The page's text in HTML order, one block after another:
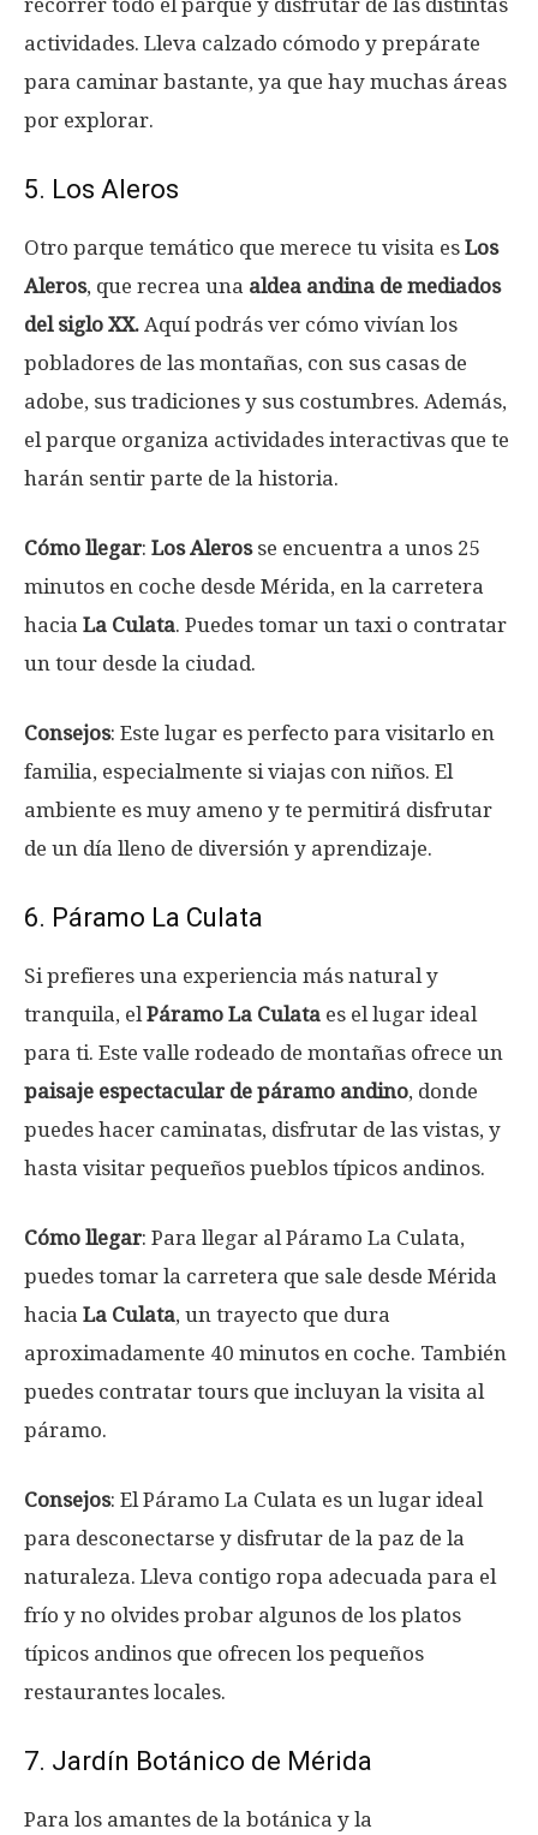
actividades. Lleva calzado cómodo y prepárate
para caminar bastante, ya que hay muchas áreas
por explorar.
5. Los Aleros
Otro parque temático que merece tu visita es Los
Aleros, que recrea una aldea andina de mediados
del siglo XX. Aquí podrás ver cómo vivían los
pobladores de las montañas, con sus casas de
adobe, sus tradiciones y sus costumbres. Además,
el parque organiza actividades interactivas que te
harán sentir parte de la historia.
Cómo llegar: Los Alerosse encuentra a unos 25
minutos en coche desde Mérida, en la carretera
hacia La Culata. Puedes tomar un taxi o contratar
un tour desde la ciudad.
Consejos: Este lugar es perfecto para visitarlo en
familia, especialmente si viajas con niños. El
ambiente es muy ameno y te permitirá disfrutar
de un día lleno de diversión y aprendizaje.
6. Páramo La Culata
Si prefieres una experiencia más natural y
tranquila, el Páramo La Culata es el lugar ideal
para ti. Este valle rodeado de montañas ofrece un
paisaje espectacular de páramo andino, donde
puedes hacer caminatas, disfrutar de las vistas, y
hasta visitar pequeños pueblos típicos andinos.
Cómo llegar: Para llegar al Páramo La Culata,
puedes tomar la carretera que sale desde Mérida
hacia La Culata, un trayecto que dura
aproximadamente 40 minutos en coche. También
puedes contratar tours que incluyan la visita al
páramo.
Consejos: El Páramo La Culata es un lugar ideal
para desconectarse y disfrutar de la paz de la
naturaleza. Lleva contigo ropa adecuada para el
frío y no olvides probar algunos de los platos
típicos andinos que ofrecen los pequeños
restaurantes locales.
7. Jardín Botánico de Mérida
Para los amantes de la botánica y la